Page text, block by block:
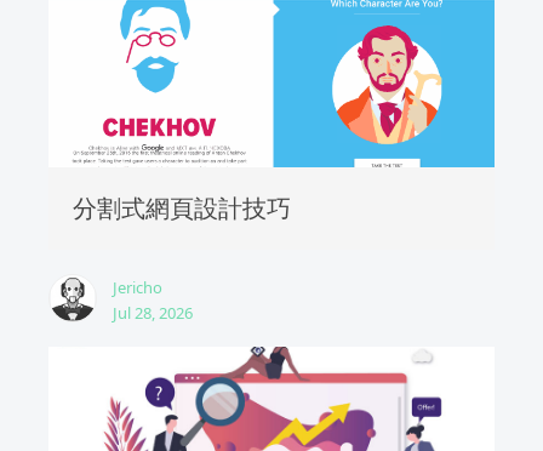
分割式網頁設計技巧
Jericho
Jul 28, 2026